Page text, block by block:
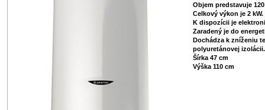
Objem predstavuje
Celkový výkon je 2 kW.
K dispozícii je
Zaradený je do
Dochádza k zníženiu
polyuretánovej izolácii.
Šírka 47 cm
Výška 110 cm